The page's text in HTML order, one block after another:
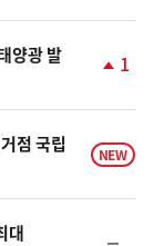
일
양광 발
승
1
점 국립
NEW
대